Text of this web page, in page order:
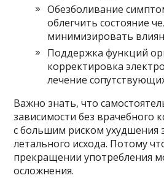
Обезболивание
облегчить состояние
минимизировать
Поддержка функций
корректировка
лечение
Важно знать, что
зависимости без врачебного
с большим риском ухудшения
летального исхода. Потому
прекращении употребления
осложнения.